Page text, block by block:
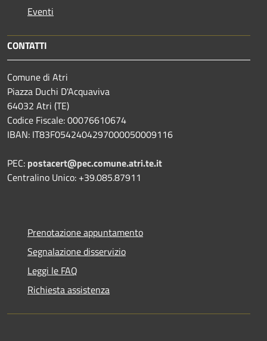
Eventi
CONTATTI
Comune di Atri
Piazza Duchi D'Acquaviva
64032 Atri (TE)
Codice Fiscale: 00076610674
IBAN: IT83F0542404297000050009116
PEC: postacert@pec.comune.atri.te.it
Centralino Unico: +39.085.87911
Prenotazione appuntamento
Segnalazione disservizio
Leggi le FAQ
Richiesta assistenza